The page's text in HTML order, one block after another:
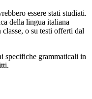
essere stati studiati.
della lingua italiana
o su testi offerti dal
specifiche grammaticali in